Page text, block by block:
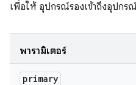
เพื่อให้ อุปกรณ์รองเข้าถึงอุปก
พารามิเตอร์
primary